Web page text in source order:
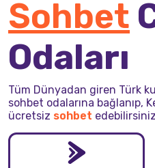
Sohbet
Odaları
Tüm Dünyadan giren Türk
sohbet odalarına bağlanıp,
ücretsiz sohbet